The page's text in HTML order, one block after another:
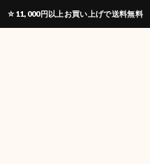
☆11,000円以上お買い上げで送料無